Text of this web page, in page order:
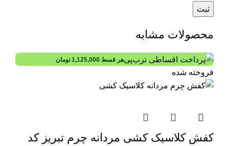
محصولات مشابه
هر قسط 1,125,000 تومان
فروخته شده
کفش کلاسیک کشی مردانه چرم تبریز کد